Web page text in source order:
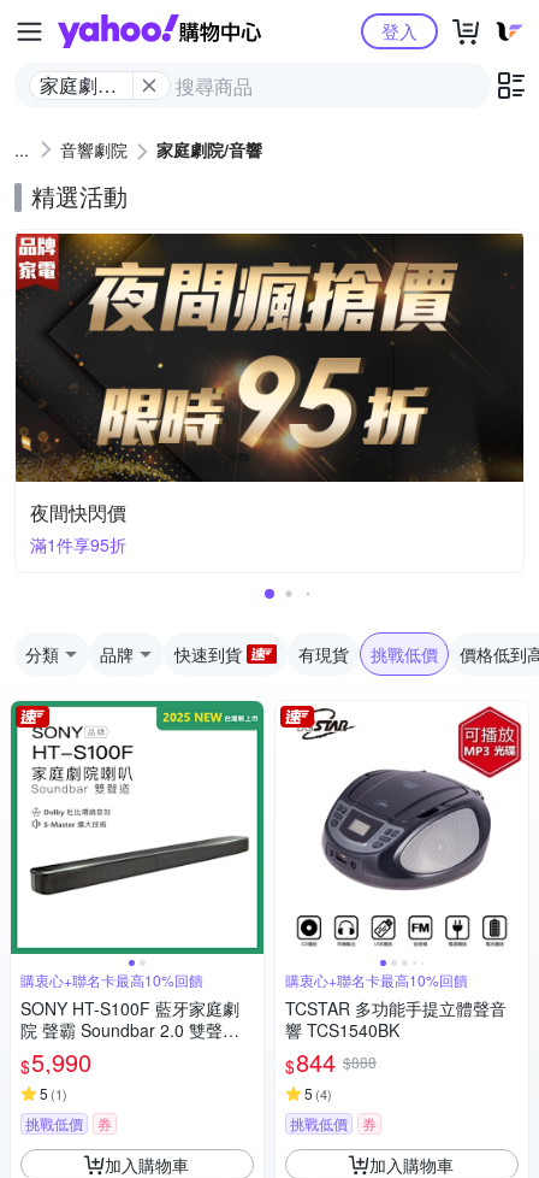
Yahoo購物中心
家庭劇院/
登入
音響劇院 家庭劇院/音響
精選活動
夜間快閃價
滿1件享95折
分類 品牌 快速到貨 有現貨 挑戰低價 價格低到
購衷心+聯名卡最高10%回饋
SONY HT-S100F 藍牙家庭劇
院 聲霸 Soundbar 2.0 雙聲道
保固3個月
$5,990
5 (1)
挑戰低價 券
加入購物車
購衷心+聯名卡最高10%回饋
TCSTAR 多功能手提立體聲音
響 TCS1540BK
$844 $888
5 (4)
挑戰低價 券
加入購物車